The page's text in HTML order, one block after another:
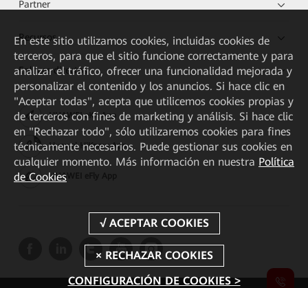
Partner
Recursos
Enlaces directos
HUAWEI eKit App
Huawei HiKnow App
HUAWEI eFly App
En este sitio utilizamos cookies, incluidas cookies de
terceros, para que el sitio funcione correctamente y para
analizar el tráfico, ofrecer una funcionalidad mejorada y
personalizar el contenido y los anuncios. Si hace clic en
"Aceptar todas", acepta que utilicemos cookies propias y
de terceros con fines de marketing y análisis. Si hace clic
en "Rechazar todo", sólo utilizaremos cookies para fines
técnicamente necesarios. Puede gestionar sus cookies en
cualquier momento. Más información en nuestra Política
de Cookies
CONFIGURACIÓN DE COOKIES >